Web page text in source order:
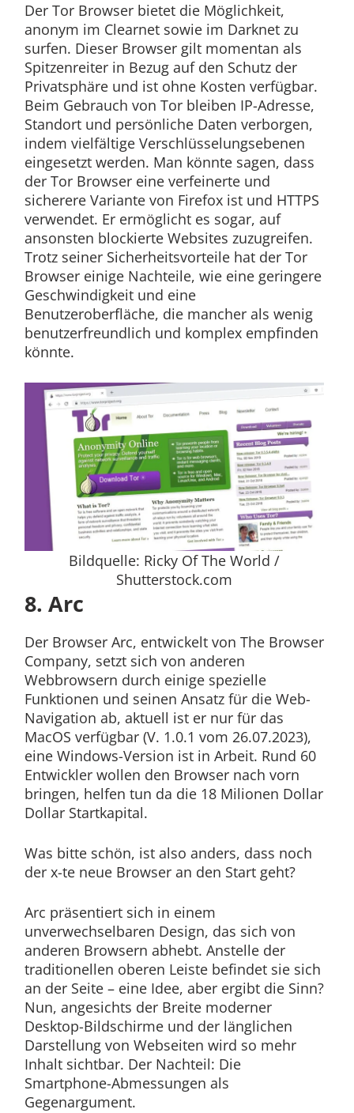
Der Tor Browser bietet die Möglichkeit,
anonym im Clearnet sowie im Darknet zu
surfen. Dieser Browser gilt momentan als
Spitzenreiter in Bezug auf den Schutz der
Privatsphäre und ist ohne Kosten verfügbar.
Beim Gebrauch von Tor bleiben IP-Adresse,
Standort und persönliche Daten verborgen,
indem vielfältige Verschlüsselungsebenen
eingesetzt werden. Man könnte sagen, dass
der Tor Browser eine verfeinerte und
sicherere Variante von Firefox ist und HTTPS
verwendet. Er ermöglicht es sogar, auf
ansonsten blockierte Websites zuzugreifen.
Trotz seiner Sicherheitsvorteile hat der Tor
Browser einige Nachteile, wie eine geringere
Geschwindigkeit und eine
Benutzeroberfläche, die mancher als wenig
benutzerfreundlich und komplex empfinden
könnte.
Bildquelle: Ricky Of The World /
Shutterstock.com
8. Arc
Der Browser Arc, entwickelt von The Browser
Company, setzt sich von anderen
Webbrowsern durch einige spezielle
Funktionen und seinen Ansatz für die Web-
Navigation ab, aktuell ist er nur für das
MacOS verfügbar (V. 1.0.1 vom 26.07.2023),
eine Windows-Version ist in Arbeit. Rund 60
Entwickler wollen den Browser nach vorn
bringen, helfen tun da die 18 Milionen Dollar
Dollar Startkapital.
Was bitte schön, ist also anders, dass noch
der x-te neue Browser an den Start geht?
Arc präsentiert sich in einem
unverwechselbaren Design, das sich von
anderen Browsern abhebt. Anstelle der
traditionellen oberen Leiste befindet sie sich
an der Seite – eine Idee, aber ergibt die Sinn?
Nun, angesichts der Breite moderner
Desktop-Bildschirme und der länglichen
Darstellung von Webseiten wird so mehr
Inhalt sichtbar. Der Nachteil: Die
Smartphone-Abmessungen als
Gegenargument.